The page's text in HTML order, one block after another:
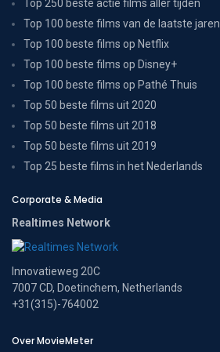
Top 250 beste actie films aller tijden
Top 100 beste films van de laatste jaren
Top 100 beste films op Netflix
Top 100 beste films op Disney+
Top 100 beste films op Pathé Thuis
Top 50 beste films uit 2020
Top 50 beste films uit 2018
Top 50 beste films uit 2019
Top 25 beste films in het Nederlands
Corporate & Media
Realtimes Network
Innovatieweg 20C
7007 CD, Doetinchem, Netherlands
+31(315)-764002
Over MovieMeter